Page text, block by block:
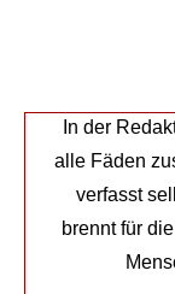
In der
alle Fäden
verfasst
brennt für